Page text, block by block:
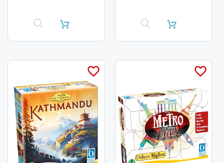
favorite_border favorite_border